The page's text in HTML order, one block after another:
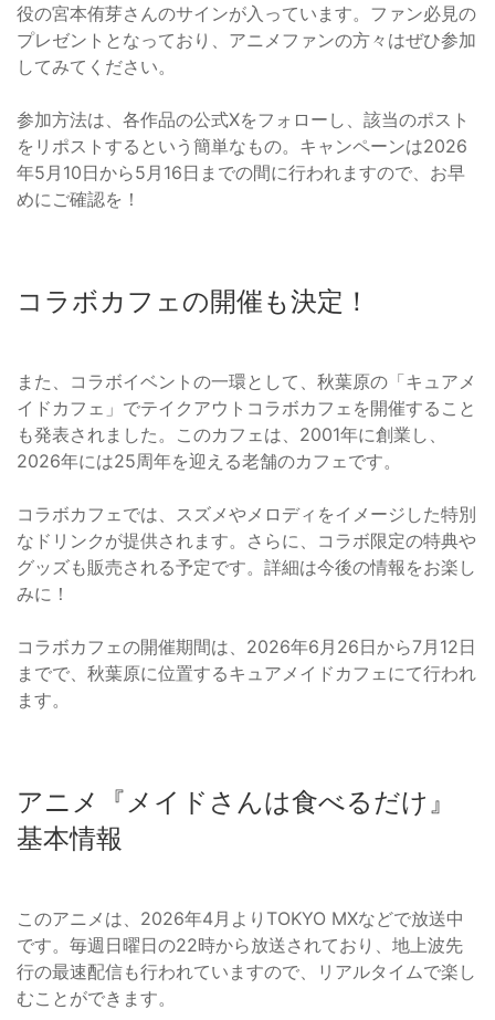
役の宮本侑芽さんのサインが入っています。ファン必見の
プレゼントとなっており、アニメファンの方々はぜひ参加
してみてください。
参加方法は、各作品の公式Xをフォローし、該当のポスト
をリポストするという簡単なもの。キャンペーンは2026
年5月10日から5月16日までの間に行われますので、お早
めにご確認を！
コラボカフェの開催も決定！
また、コラボイベントの一環として、秋葉原の「キュアメ
イドカフェ」でテイクアウトコラボカフェを開催すること
も発表されました。このカフェは、2001年に創業し、
2026年には25周年を迎える老舗のカフェです。
コラボカフェでは、スズメやメロディをイメージした特別
なドリンクが提供されます。さらに、コラボ限定の特典や
グッズも販売される予定です。詳細は今後の情報をお楽し
みに！
コラボカフェの開催期間は、2026年6月26日から7月12日
までで、秋葉原に位置するキュアメイドカフェにて行われ
ます。
アニメ『メイドさんは食べるだけ』
基本情報
このアニメは、2026年4月よりTOKYO MXなどで放送中
です。毎週日曜日の22時から放送されており、地上波先
行の最速配信も行われていますので、リアルタイムで楽し
むことができます。